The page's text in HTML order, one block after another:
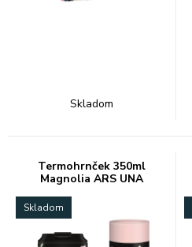
Skladom
Termohrnček 350ml
Magnolia ARS UNA
Skladom